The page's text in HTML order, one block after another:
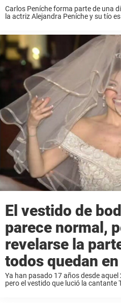
Carlos Peníche forma parte de una
la actriz Alejandra Peníche y su tío
El vestido de
parece normal,
revelarse la
todos quedan
Ya han pasado 17 años desde aquel
pero el vestido que lució la cantante